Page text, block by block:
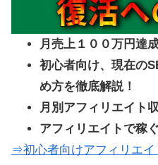
月売上１００万円達
初心者向け、現在の
め方を徹底解説！
月別アフィリエイト
アフィリエイトで稼
⇒初心者向けアフィリエ